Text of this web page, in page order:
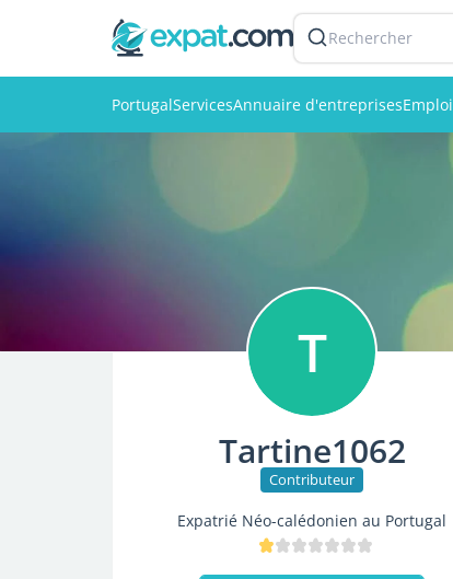
Rechercher
PortugalServicesAnnuaire d'entreprisesEmploi
T
Tartine1062
Contributeur
Expatrié Néo-calédonien au Portugal